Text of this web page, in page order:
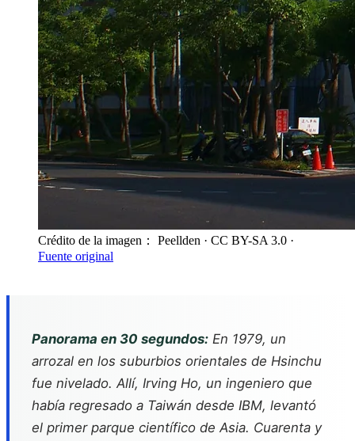
Crédito de la imagen： Peellden · CC BY-SA 3.0 ·
Fuente original
Panorama en 30 segundos: En 1979, un
arrozal en los suburbios orientales de Hsinchu
fue nivelado. Allí, Irving Ho, un ingeniero que
había regresado a Taiwán desde IBM, levantó
el primer parque científico de Asia. Cuarenta y